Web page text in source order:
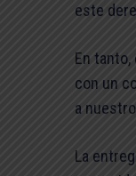
este
En tanto,
con un
a
La